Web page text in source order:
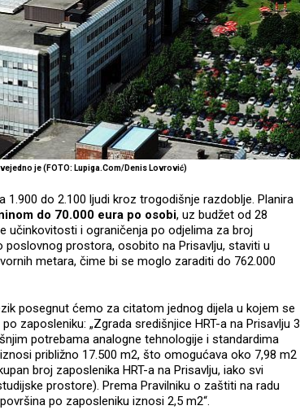
je (FOTO: Lupiga.Com/Denis Lovrović)
1.900 do 2.100 ljudi kroz trogodišnje razdoblje. Planira
do 70.000 eura po osobi, uz budžet od 28
učinkovitosti i ograničenja po odjelima za broj
poslovnog prostora, osobito na Prisavlju, staviti u
metara, čime bi se moglo zaraditi do 762.000
posegnut ćemo za citatom jednog dijela u kojem se
zaposleniku: „Zgrada središnjice HRT-a na Prisavlju 3
potrebama analogne tehnologije i standardima
približno 17.500 m2, što omogućava oko 7,98 m2
broj zaposlenika HRT-a na Prisavlju, iako svi
prostore). Prema Pravilniku o zaštiti na radu
po zaposleniku iznosi 2,5 m2“.